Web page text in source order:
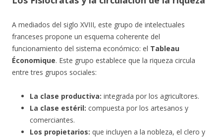
A mediados del siglo XVIII, este grupo de intelectuales
franceses propone un esquema coherente del
funcionamiento del sistema económico: el Tableau
Économique. Este grupo establece que la riqueza circula
entre tres grupos sociales:
La clase productiva: integrada por los agricultores.
La clase estéril: compuesta por los artesanos y
comerciantes.
Los propietarios: que incluyen a la nobleza, el clero y